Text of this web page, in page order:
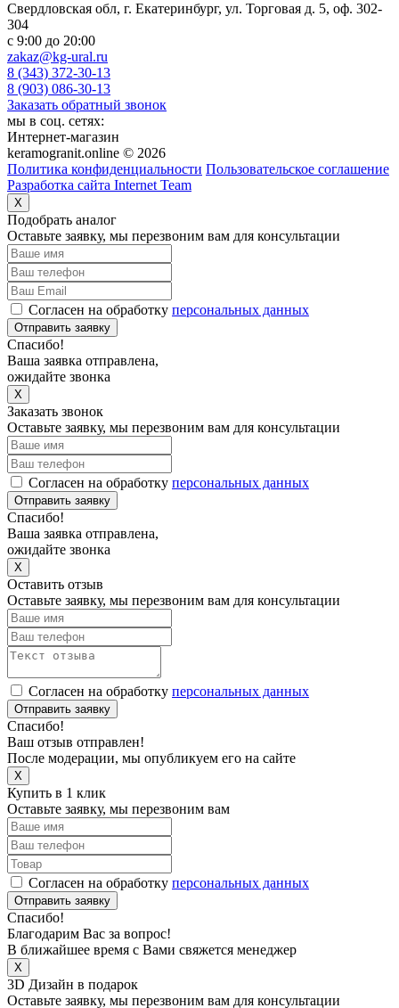
Свердловская обл, г. Екатеринбург, ул. Торговая д. 5, оф. 302-
304
c 9:00 до 20:00
zakaz@kg-ural.ru
8 (343) 372-30-13
8 (903) 086-30-13
Заказать обратный звонок
мы в соц. сетях:
Интернет-магазин
keramogranit.online © 2026
Политика конфиденциальности Пользовательское соглашение
Разработка сайта Internet Team
X
Подобрать аналог
Оставьте заявку, мы перезвоним вам для консультации
Согласен на обработку персональных данных
Отправить заявку
Спасибо!
Ваша заявка отправлена,
ожидайте звонка
X
Заказать звонок
Оставьте заявку, мы перезвоним вам для консультации
Согласен на обработку персональных данных
Отправить заявку
Спасибо!
Ваша заявка отправлена,
ожидайте звонка
X
Оставить отзыв
Оставьте заявку, мы перезвоним вам для консультации
Согласен на обработку персональных данных
Отправить заявку
Спасибо!
Ваш отзыв отправлен!
После модерации, мы опубликуем его на сайте
X
Купить в 1 клик
Оставьте заявку, мы перезвоним вам
Согласен на обработку персональных данных
Отправить заявку
Спасибо!
Благодарим Вас за вопрос!
В ближайшее время с Вами свяжется менеджер
X
3D Дизайн в подарок
Оставьте заявку, мы перезвоним вам для консультации